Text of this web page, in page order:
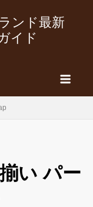
ンド最新
イド
い パー